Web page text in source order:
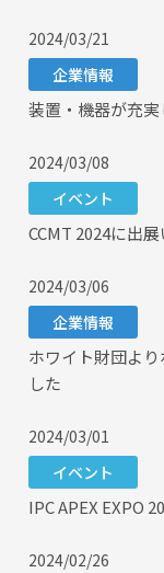
2024/03/21
企業情報
装置・機器が充実
2024/03/08
イベント
CCMT 2024に出
2024/03/06
企業情報
ホワイト財団よ
した
2024/03/01
イベント
IPC APEX EXPO
2024/02/26